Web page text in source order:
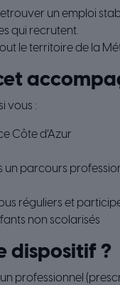
un emploi
qui recrutent.
le territoire de la
vous :
Côte d’Azur
un parcours
réguliers et
non scolarisés
dispositif ?
professionnel